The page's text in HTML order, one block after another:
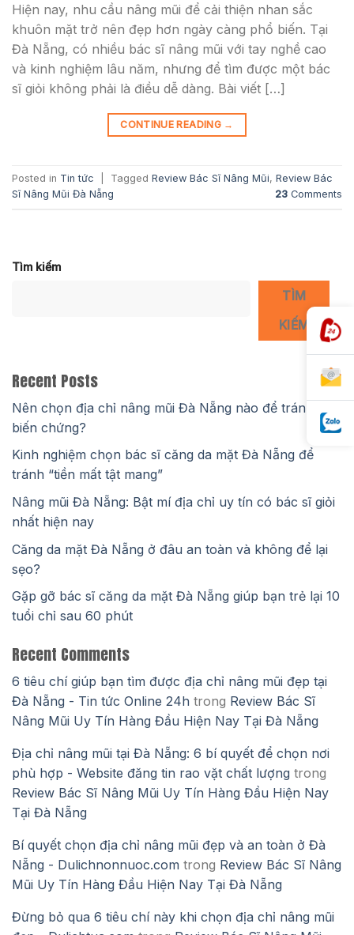
Hiện nay, nhu cầu nâng mũi để cải thiện nhan sắc
khuôn mặt trở nên đẹp hơn ngày càng phổ biến. Tại
Đà Nẵng, có nhiều bác sĩ nâng mũi với tay nghề cao
và kinh nghiệm lâu năm, nhưng để tìm được một bác
sĩ giỏi không phải là điều dễ dàng. Bài viết […]
CONTINUE READING →
Posted in Tin tức Tagged Review Bác Sĩ Nâng Mũi, Review Bác
Sĩ Nâng Mũi Đà Nẵng
23 Comments
Tìm kiếm
TÌM
KIẾM
Recent Posts
Nên chọn địa chỉ nâng mũi Đà Nẵng nào để tránh
biến chứng?
Kinh nghiệm chọn bác sĩ căng da mặt Đà Nẵng để
tránh “tiền mất tật mang”
Nâng mũi Đà Nẵng: Bật mí địa chỉ uy tín có bác sĩ giỏi
nhất hiện nay
Căng da mặt Đà Nẵng ở đâu an toàn và không để lại
sẹo?
Gặp gỡ bác sĩ căng da mặt Đà Nẵng giúp bạn trẻ lại 10
tuổi chỉ sau 60 phút
Recent Comments
6 tiêu chí giúp bạn tìm được địa chỉ nâng mũi đẹp tại
Đà Nẵng - Tin tức Online 24h trong Review Bác Sĩ
Nâng Mũi Uy Tín Hàng Đầu Hiện Nay Tại Đà Nẵng
Địa chỉ nâng mũi tại Đà Nẵng: 6 bí quyết để chọn nơi
phù hợp - Website đăng tin rao vặt chất lượng trong
Review Bác Sĩ Nâng Mũi Uy Tín Hàng Đầu Hiện Nay
Tại Đà Nẵng
Bí quyết chọn địa chỉ nâng mũi đẹp và an toàn ở Đà
Nẵng - Dulichnonnuoc.com trong Review Bác Sĩ Nâng
Mũi Uy Tín Hàng Đầu Hiện Nay Tại Đà Nẵng
Đừng bỏ qua 6 tiêu chí này khi chọn địa chỉ nâng mũi